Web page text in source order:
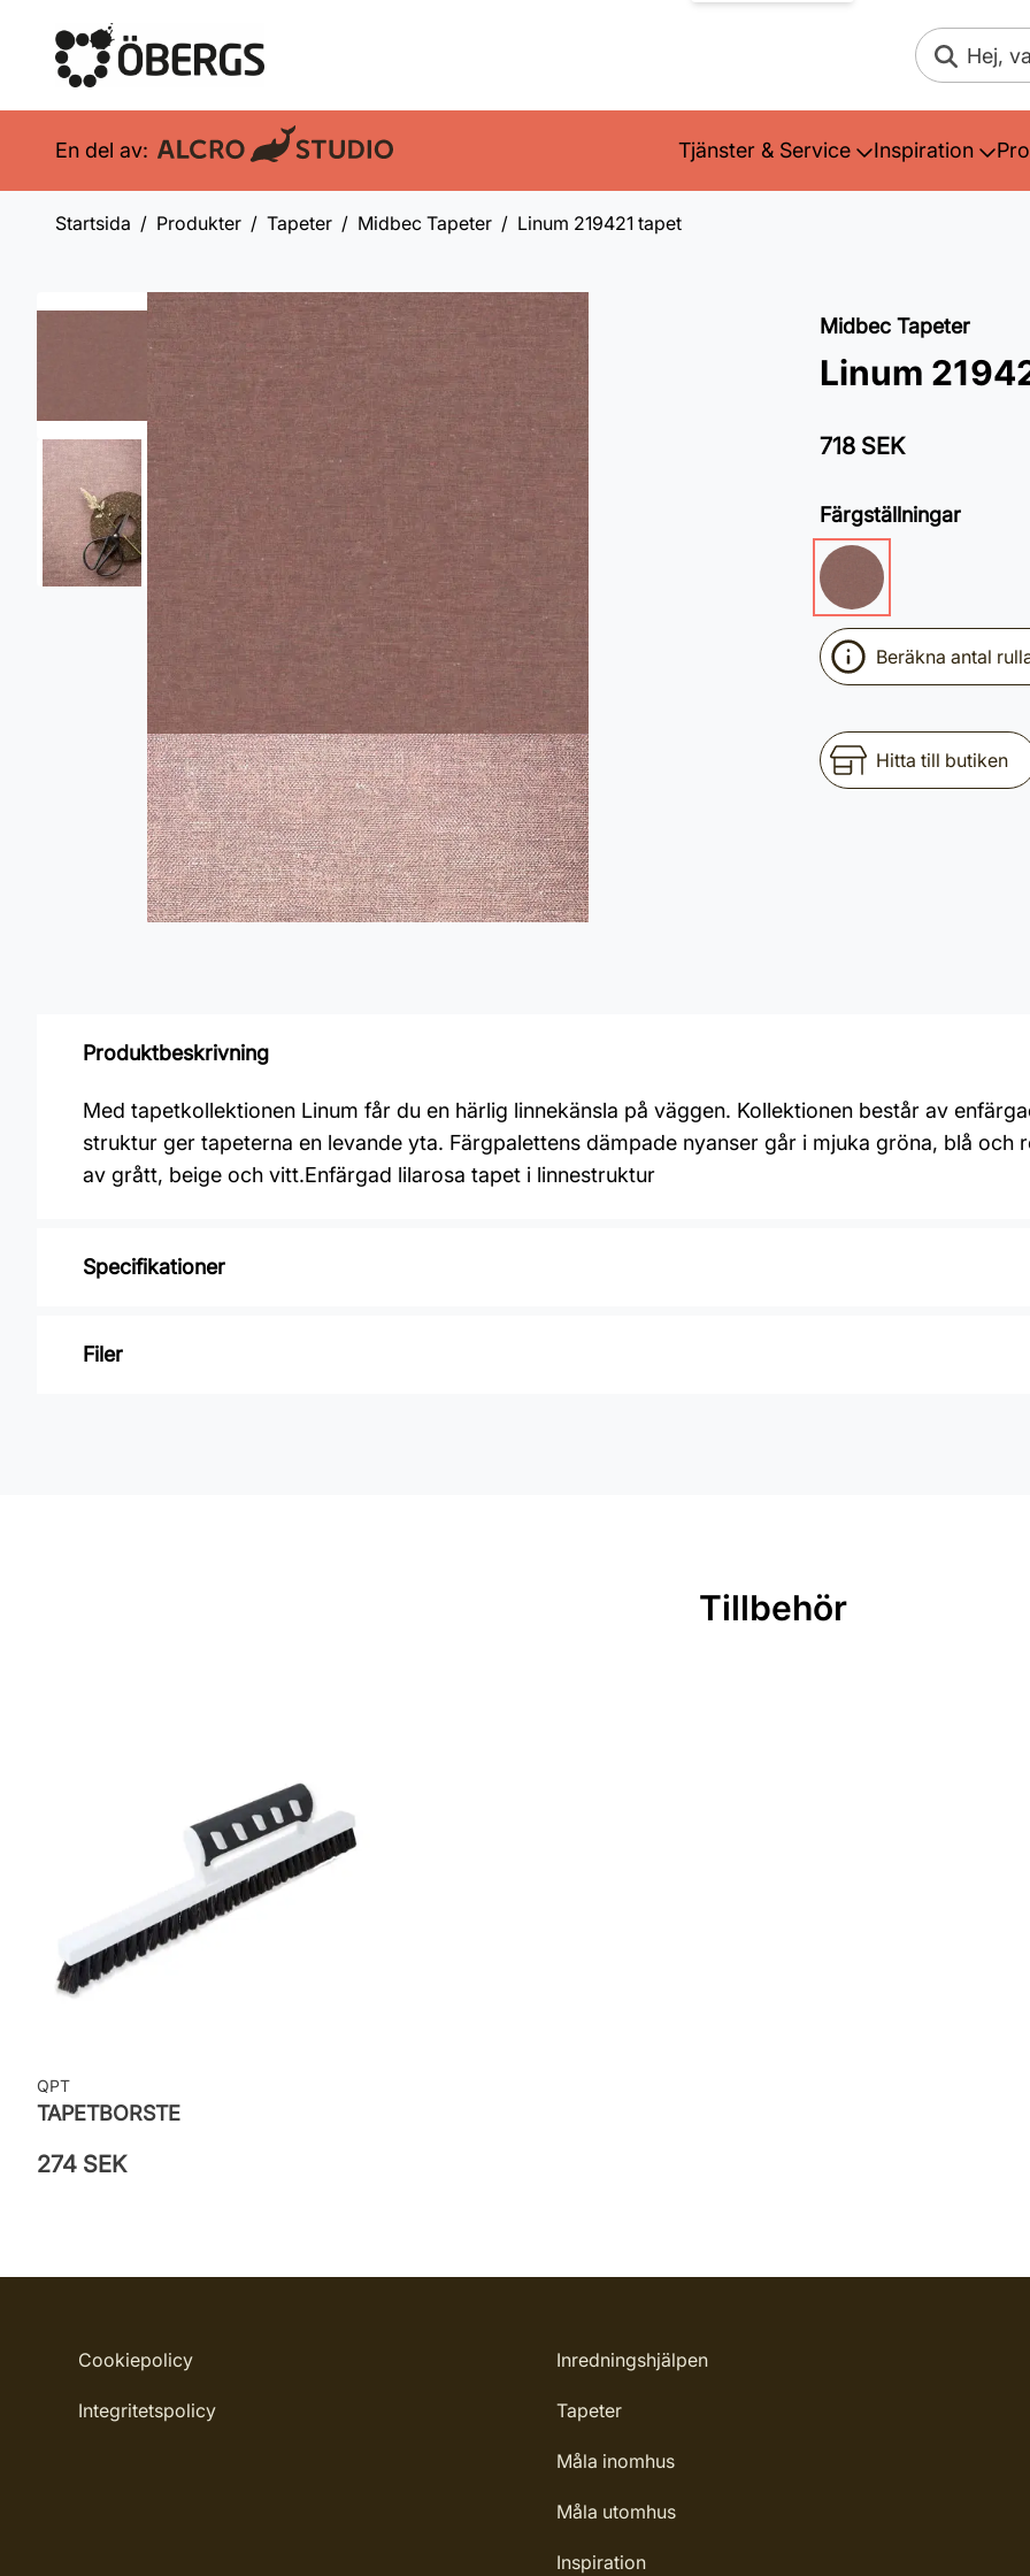
Sök
En del av: Tjänster & Service Inspiration
Startsida Produkter Tapeter Midbec Tapeter Linum 219421 tapet
Midbec Tapeter
Linum
718 SEK
Färgställningar
Beräkna antal
Hitta till butiken
Produktbeskrivning
Med tapetkollektionen Linum får du en härlig linnekänsla på väggen. Kollektionen består av
struktur ger tapeterna en levande yta. Färgpalettens dämpade nyanser går i mjuka gröna, blå och
av grått, beige och vitt.Enfärgad lilarosa tapet i linnestruktur
Specifikationer
Varumärke: Midbec Tapeter
Filer
Tillbehör
QPT
TAPETBORSTE
274 SEK
Cookiepolicy
Integritetspolicy
Inredningshjälpen
Tapeter
Måla inomhus
Måla utomhus
Inspiration